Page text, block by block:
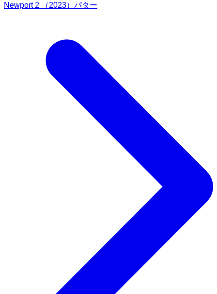
Newport 2 （2023）パター